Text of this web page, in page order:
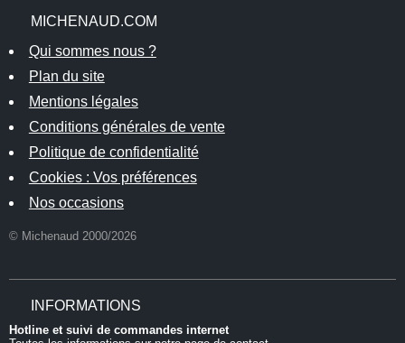
MICHENAUD.COM
Qui sommes nous ?
Plan du site
Mentions légales
Conditions générales de vente
Politique de confidentialité
Cookies : Vos préférences
Nos occasions
© Michenaud 2000/2026
INFORMATIONS
Hotline et suivi de commandes internet